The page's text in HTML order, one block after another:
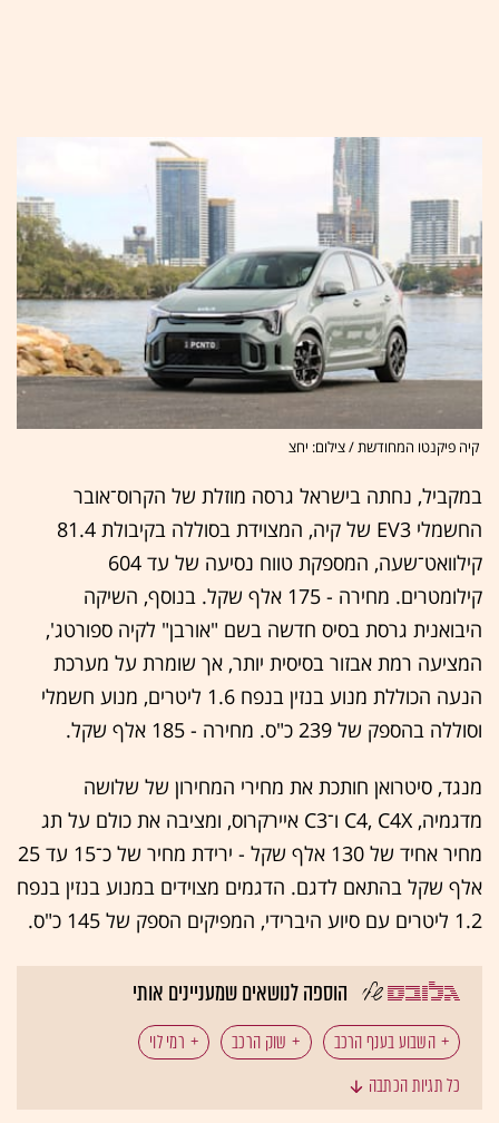
קיה פיקנטו המחודשת / צילום: יחצ
במקביל, נחתה בישראל גרסה מוזלת של הקרוס־אובר
החשמלי EV3 של קיה, המצוידת בסוללה בקיבולת 81.4
קילוואט־שעה, המספקת טווח נסיעה של עד 604
קילומטרים. מחירה - 175 אלף שקל. בנוסף, השיקה
היבואנית גרסת בסיס חדשה בשם "אורבן" לקיה ספורטג',
המציעה רמת אבזור בסיסית יותר, אך שומרת על מערכת
הנעה הכוללת מנוע בנזין בנפח 1.6 ליטרים, מנוע חשמלי
וסוללה בהספק של 239 כ"ס. מחירה - 185 אלף שקל.
מנגד, סיטרואן חותכת את מחירי המחירון של שלושה
מדגמיה, C4, C4X ו־C3 איירקרוס, ומציבה את כולם על תג
מחיר אחיד של 130 אלף שקל - ירידת מחיר של כ־15 עד 25
אלף שקל בהתאם לדגם. הדגמים מצוידים במנוע בנזין בנפח
1.2 ליטרים עם סיוע היברידי, המפיקים הספק של 145 כ"ס.
הוספה לנושאים שמעניינים אותי
השבוע בענף הרכב שוק הרכב רמי לוי
כל תגיות הכתבה